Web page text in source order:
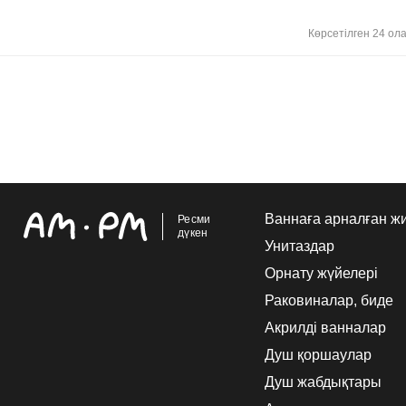
Көрсетілген 24
Ресми
дүкен
Ваннаға арналған
Унитаздар
Орнату жүйелері
Раковиналар, биде
Акрилді ванналар
Душ қоршаулар
Душ жабдықтары